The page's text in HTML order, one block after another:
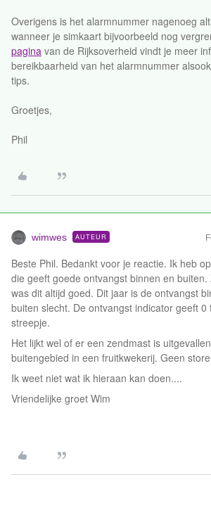
Overigens is het alarmnummer nagenoeg
wanneer je simkaart bijvoorbeeld nog
pagina van de Rijksoverheid vindt je meer
bereikbaarheid van het alarmnummer
tips.
Groetjes,
Phil
wimwes AUTEUR
Beste Phil. Bedankt voor je reactie. Ik heb
die geeft goede ontvangst binnen en
was dit altijd goed. Dit jaar is de ontvangst
buiten slecht. De ontvangst indicator geeft 0
streepje.
Het lijkt wel of er een zendmast is
buitengebied in een fruitkwekerij. Geen
Ik weet niet wat ik hieraan kan doen....
Vriendelijke groet Wim